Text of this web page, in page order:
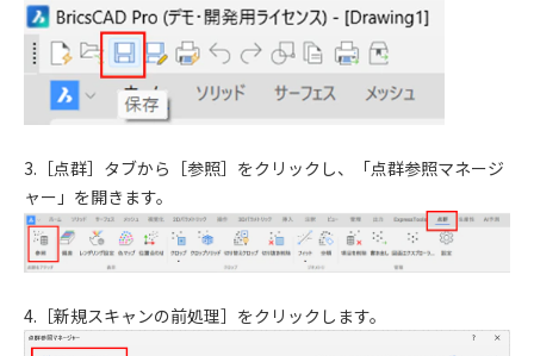
3. ［点群］タブから［参照］をクリックし、「点群参照マネージ
ャー」を開きます。
4. ［新規スキャンの前処理］をクリックします。